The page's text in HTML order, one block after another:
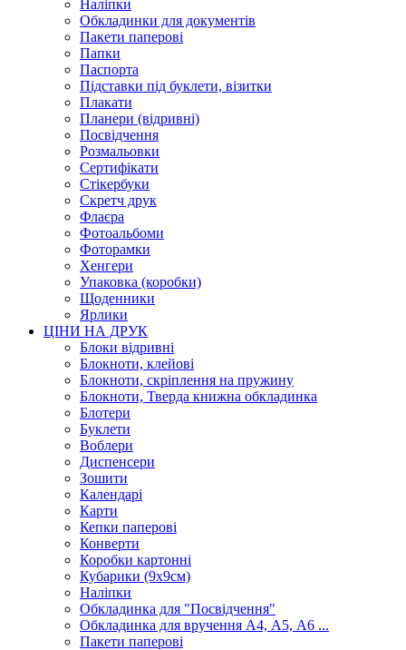
Наліпки
Обкладинки для документів
Пакети паперові
Папки
Паспорта
Підставки під буклети, візитки
Плакати
Планери (відривні)
Посвідчення
Розмальовки
Сертифікати
Стікербуки
Скретч друк
Флаєра
Фотоальбоми
Фоторамки
Хенгери
Упаковка (коробки)
Щоденники
Ярлики
ЦІНИ НА ДРУК
Блоки відривні
Блокноти, клейові
Блокноти, скріплення на пружину
Блокноти, Тверда книжна обкладинка
Блотери
Буклети
Воблери
Диспенсери
Зошити
Календарі
Карти
Кепки паперові
Конверти
Коробки картонні
Кубарики (9х9см)
Наліпки
Обкладинка для "Посвідчення"
Обкладинка для вручення А4, А5, А6 ...
Пакети паперові